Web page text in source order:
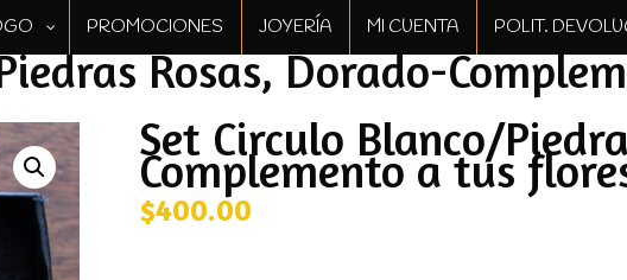
PROMOCIONES JOYERÍA MI CUENTA POLIT.
Rosas, Dorado-
Set Circulo Blanco/
Complemento a tus
$400.00